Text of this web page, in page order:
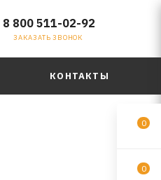
8 800 511-02-92
ЗАКАЗАТЬ ЗВОНОК
КОНТАКТЫ
0
0